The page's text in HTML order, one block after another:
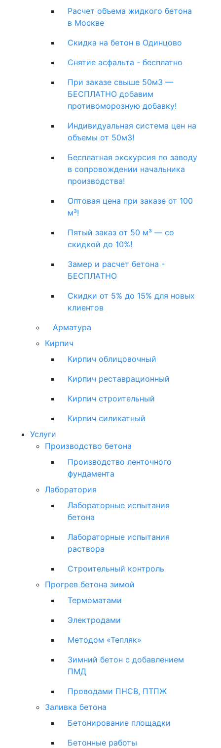
Расчет объема жидкого бетона
в Москве
Скидка на бетон в Одинцово
Снятие асфальта - бесплатно
При заказе свыше 50м3 —
БЕСПЛАТНО добавим
противоморозную добавку!
Индивидуальная система цен на
объемы от 50м3!
Бесплатная экскурсия по заводу
в сопровождении начальника
производства!
Оптовая цена при заказе от 100
м³!
Пятый заказ от 50 м³ — со
скидкой до 10%!
Замер и расчет бетона -
БЕСПЛАТНО
Скидки от 5% до 15% для новых
клиентов
Арматура
Кирпич
Кирпич облицовочный
Кирпич реставрационный
Кирпич строительный
Кирпич силикатный
Услуги
Производство бетона
Производство ленточного
фундамента
Лаборатория
Лабораторные испытания
бетона
Лабораторные испытания
раствора
Строительный контроль
Прогрев бетона зимой
Термоматами
Электродами
Методом «Тепляк»
Зимний бетон с добавлением
ПМД
Проводами ПНСВ, ПТПЖ
Заливка бетона
Бетонирование площадки
Бетонные работы